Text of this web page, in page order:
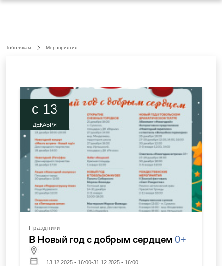
Тоболякам Мероприятия
c 13
ДЕКАБРЯ
Праздники
В Новый год с добрым сердцем 0+
13.12.2025 • 16:00-31.12.2025 • 16:00